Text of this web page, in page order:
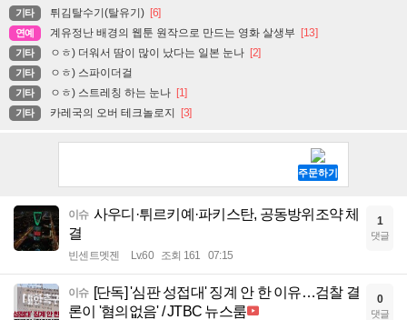
기타 튀김탈수기(탈유기) [6]
연예 계유정난 배경의 웹툰 원작으로 만드는 영화 살생부 [13]
기타 ㅇㅎ) 더워서 땀이 많이 났다는 일본 눈나 [2]
기타 ㅇㅎ) 스파이더걸
기타 ㅇㅎ) 스트레칭 하는 눈나 [1]
기타 카레국의 오버 테크놀로지 [3]
이슈 사우디·튀르키예·파키스탄, 공동방위조약 체
결
빈센트멧젠 Lv.60 조회 161 07:15
1
댓글
이슈 [단독] '심판 성접대' 징계 안 한 이유…검찰 결
론이 '혐의없음' / JTBC 뉴스룸
0
댓글